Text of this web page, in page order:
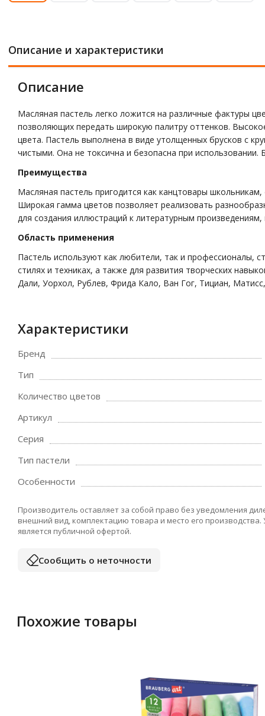
Описание и характеристики
Описание
Масляная пастель легко ложится на различные фактуры
позволяющих передать широкую палитру оттенков.
цвета. Пастель выполнена в виде утолщенных брусков с
чистыми. Она не токсична и безопасна при
Преимущества
Масляная пастель пригодится как канцтовары
Широкая гамма цветов позволяет реализовать
для создания иллюстраций к литературным
Область применения
Пастель используют как любители, так и профессионалы,
стилях и техниках, а также для развития творческих
Дали, Уорхол, Рублев, Фрида Кало, Ван Гог, Тициан,
Характеристики
Бренд
Тип
Количество цветов
Артикул
Серия
Тип пастели
Особенности
Производитель оставляет за собой право без уведомления
внешний вид, комплектацию товара и место его
является публичной офертой.
Сообщить о неточности
Похожие товары